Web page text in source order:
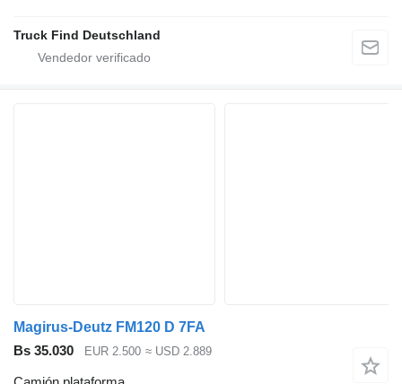
Truck Find Deutschland
Magirus-Deutz FM120 D 7FA
Bs 35.030
EUR 2.500 ≈ USD 2.889